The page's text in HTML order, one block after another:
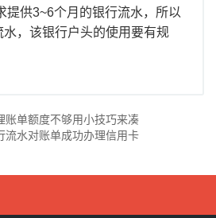
提供3~6个月的银行流水，所以
，该银行户头的使用要有规
账单额度不够用小技巧来凑
流水对账单成功办理信用卡